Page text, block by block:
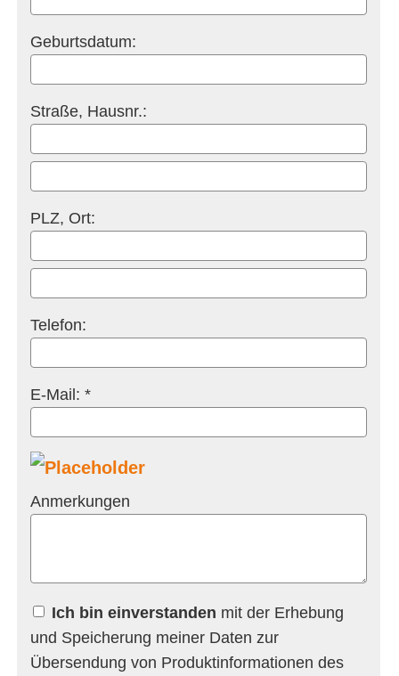
Geburts­datum:
Straße, Hausnr.:
PLZ, Ort:
Telefon:
E-Mail: *
Anmerkungen
Ich bin einverstanden mit der Erhebung
und Speicherung meiner Daten zur
Übersendung von Produktinformationen des